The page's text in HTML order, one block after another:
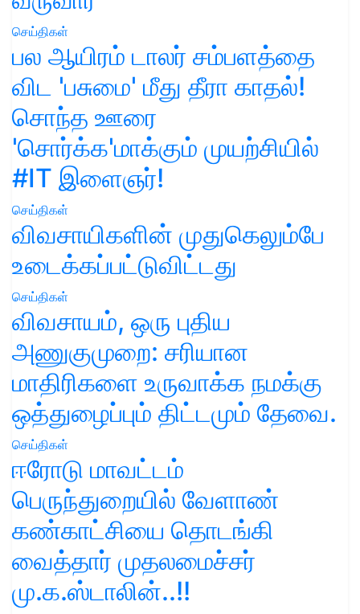
செய்திகள்
பல ஆயிரம் டாலர் சம்பளத்தை
விட 'பசுமை' மீது தீரா காதல்!
சொந்த ஊரை
'சொர்க்க'மாக்கும் முயற்சியில்
#IT இளைஞர்!
செய்திகள்
விவசாயிகளின் முதுகெலும்பே
உடைக்கப்பட்டுவிட்டது
செய்திகள்
விவசாயம், ஒரு புதிய
அணுகுமுறை: சரியான
மாதிரிகளை உருவாக்க நமக்கு
ஒத்துழைப்பும் திட்டமும் தேவை.
செய்திகள்
ஈரோடு மாவட்டம்
பெருந்துறையில் வேளாண்
கண்காட்சியை தொடங்கி
வைத்தார் முதலமைச்சர்
மு.க.ஸ்டாலின்..!!